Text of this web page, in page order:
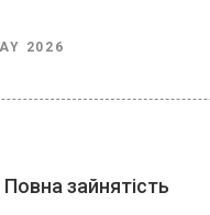
2026
Повна зайнятість